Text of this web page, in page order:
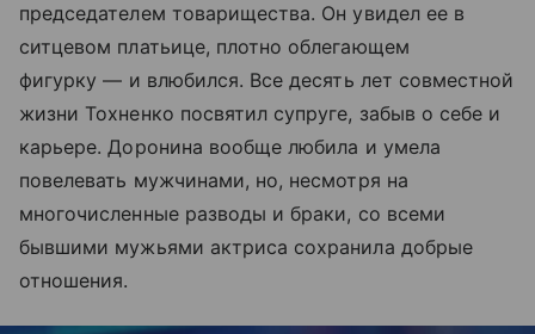
председателем товарищества. Он увидел ее в
ситцевом платьице, плотно облегающем
фигурку— и влюбился. Все десять лет совместной
жизни Тохненко посвятил супруге, забыв о себе и
карьере. Доронина вообще любила и умела
повелевать мужчинами, но, несмотря на
многочисленные разводы и браки, со всеми
бывшими мужьями актриса сохранила добрые
отношения.